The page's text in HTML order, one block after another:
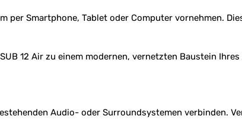
per Smartphone, Tablet oder Computer vornehmen.
12 Air zu einem modernen, vernetzten Baustein
Audio- oder Surroundsystemen verbinden.